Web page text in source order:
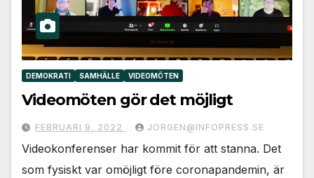
DEMOKRATI SAMHÄLLE VIDEOMÖTEN
Videomöten gör det möjligt
FEBRUARI 9, 2022 JORGEN@INFOPRESS.SE
Videokonferenser har kommit för att stanna. Det
som fysiskt var omöjligt före coronapandemin, är